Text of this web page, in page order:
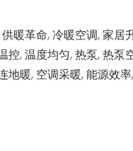
供暖革命,冷暖空调,家居
控,温度均匀,热泵,热泵
地暖, 空调采暖,能源效率,